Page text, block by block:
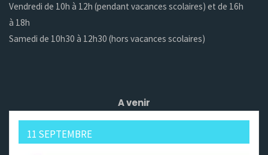
Vendredi de 10h à 12h (pendant vacances scolaires) et de 16h
à 18h
Samedi de 10h30 à 12h30 (hors vacances scolaires)
A venir
11 SEPTEMBRE